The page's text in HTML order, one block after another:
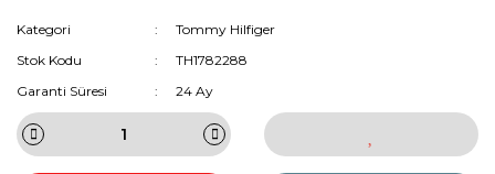
Kategori
Tommy Hilfiger
Stok Kodu
TH1782288
Garanti Süresi
24 Ay